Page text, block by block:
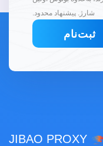
شارژ. پیشنهاد محدود.
ثبت‌نام
JIBAO PROXY